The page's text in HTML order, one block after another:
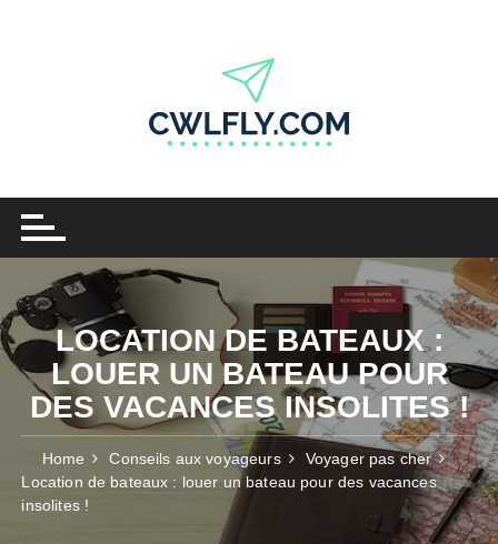
LOCATION DE BATEAUX :
LOUER UN BATEAU POUR
DES VACANCES INSOLITES !
Home Conseils aux voyageurs
Voyager pas cher
Location de bateaux : louer un bateau pour des vacances
insolites !